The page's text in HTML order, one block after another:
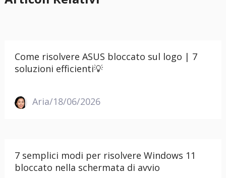
Come risolvere ASUS bloccato sul logo | 7
soluzioni efficienti💡
Aria/18/06/2026
7 semplici modi per risolvere Windows 11
bloccato nella schermata di avvio